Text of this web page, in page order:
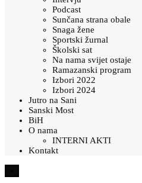
Podcast
Sunčana strana obale
Snaga žene
Sportski žurnal
Školski sat
Na nama svijet ostaje
Ramazanski program
Izbori 2022
Izbori 2024
Jutro na Sani
Sanski Most
BiH
O nama
INTERNI AKTI
Kontakt